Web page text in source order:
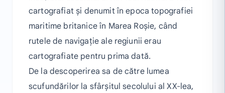
cartografiat și denumit în epoca topografiei
maritime britanice în Marea Roșie, când
rutele de navigație ale regiunii erau
cartografiate pentru prima dată.
De la descoperirea sa de către lumea
scufundărilor la sfârșitul secolului al XX-lea,